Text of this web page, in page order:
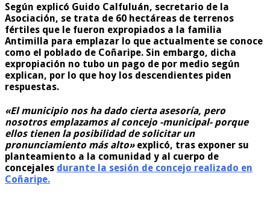
Según explicó Guido Calfuluán, secretario de la
Asociación, se trata de 60 hectáreas de terrenos
fértiles que le fueron expropiados a la familia
Antimilla para emplazar lo que actualmente se conoce
como el poblado de Coñaripe. Sin embargo, dicha
expropiación no tubo un pago de por medio según
explican, por lo que hoy los descendientes piden
respuestas.
«El municipio nos ha dado cierta asesoría, pero
nosotros emplazamos al concejo -municipal- porque
ellos tienen la posibilidad de solicitar un
pronunciamiento más alto»explicó, tras exponer su
planteamiento a la comunidad y al cuerpo de
concejales durante la sesión de concejo realizado en
Coñaripe.